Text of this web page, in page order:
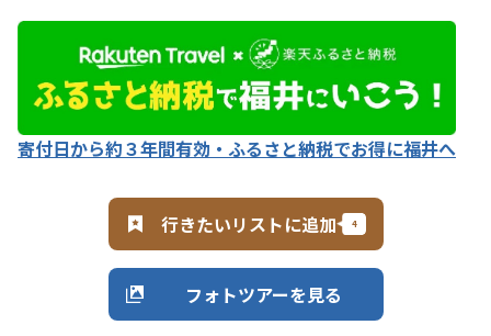
寄付日から約３年間有効・ふるさと納税でお得に福井へ
行きたいリストに追加
フォトツアーを見る